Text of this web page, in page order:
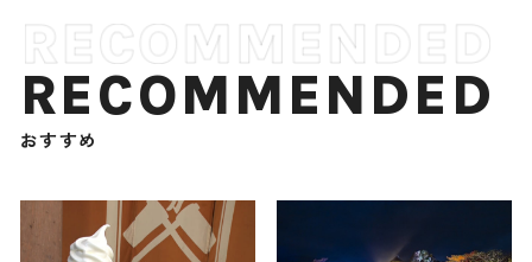
RECOMMENDED
おすすめ